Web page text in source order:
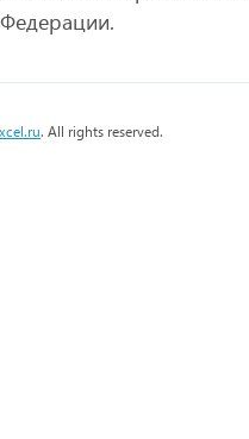
. All rights reserved.